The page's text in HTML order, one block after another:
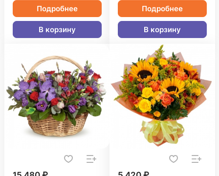
Подробнее
В корзину
Подробнее
В корзину